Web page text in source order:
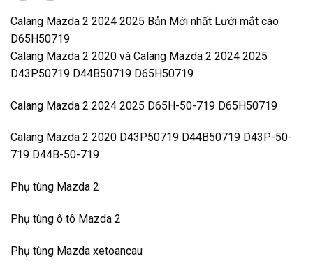
Calang Mazda 2 2024 2025 Bản Mới nhất Lưới mắt cáo
D65H50719
Calang Mazda 2 2020 và Calang Mazda 2 2024 2025
D43P50719 D44B50719 D65H50719
Calang Mazda 2 2024 2025 D65H-50-719 D65H50719
Calang Mazda 2 2020 D43P50719 D44B50719 D43P-50-
719 D44B-50-719
Phụ tùng Mazda 2
Phụ tùng ô tô Mazda 2
Phụ tùng Mazda xetoancau